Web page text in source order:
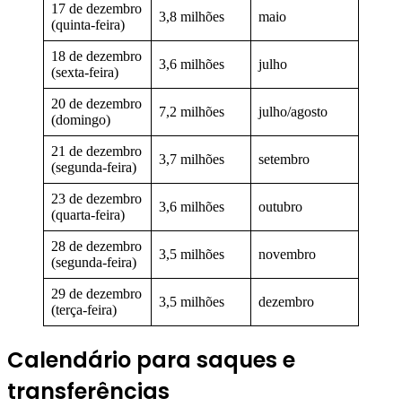
17 de dezembro
(quinta-feira)
3,8 milhões maio
18 de dezembro
(sexta-feira)
3,6 milhões julho
20 de dezembro
(domingo)
7,2 milhões julho/agosto
21 de dezembro
(segunda-feira)
3,7 milhões setembro
23 de dezembro
(quarta-feira)
3,6 milhões outubro
28 de dezembro
(segunda-feira)
3,5 milhões novembro
29 de dezembro
(terça-feira)
3,5 milhões dezembro
Calendário para saques e
transferências